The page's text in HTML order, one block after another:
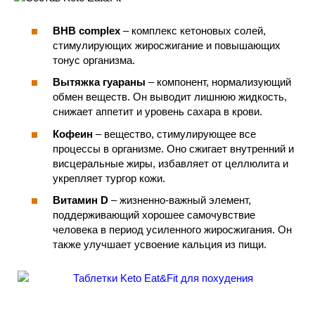
BHB complex – комплекс кетоновых солей,
стимулирующих жиросжигание и повышающих
тонус организма.
Вытяжка гуараны – компонент, нормализующий
обмен веществ. Он выводит лишнюю жидкость,
снижает аппетит и уровень сахара в крови.
Кофеин – вещество, стимулирующее все
процессы в организме. Оно сжигает внутренний и
висцеральные жиры, избавляет от целлюлита и
укрепляет тургор кожи.
Витамин D – жизненно-важный элемент,
поддерживающий хорошее самочувствие
человека в период усиленного жиросжигания. Он
также улучшает усвоение кальция из пищи.